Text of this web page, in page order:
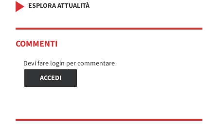
ESPLORA ATTUALITÀ
COMMENTI
Devi fare login per commentare
ACCEDI